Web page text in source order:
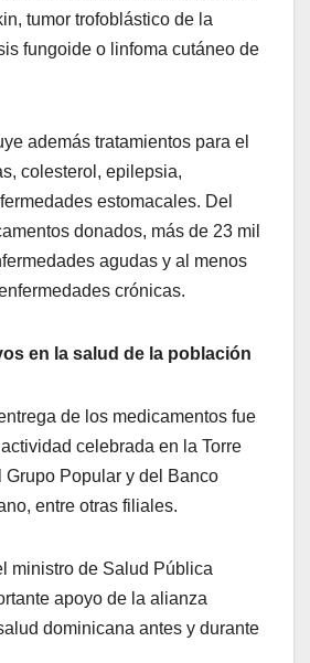
tumor trofoblástico de la
fungoide o linfoma cutáneo de
además tratamientos para el
colesterol, epilepsia,
estomacales. Del
donados, más de 23 mil
agudas y al menos
crónicas.
en la salud de la población
de los medicamentos fue
celebrada en la Torre
Grupo Popular y del Banco
entre otras filiales.
ministro de Salud Pública
apoyo de la alianza
dominicana antes y durante